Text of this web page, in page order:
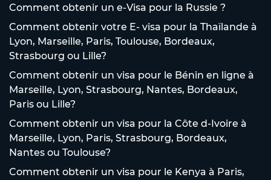
Comment obtenir un e-Visa pour la Russie ?
Comment obtenir votre E- visa pour la Thaïlande à
Lyon, Marseille, Paris, Toulouse, Bordeaux,
Strasbourg ou Lille?
Comment obtenir un visa pour le Bénin en ligne à
Marseille, Lyon, Strasbourg, Nantes, Bordeaux,
Paris ou Lille?
Comment obtenir un visa pour la Côte d-Ivoire à
Marseille, Lyon, Paris, Strasbourg, Bordeaux,
Nantes ou Toulouse?
Comment obtenir un visa pour le Kenya à Paris,